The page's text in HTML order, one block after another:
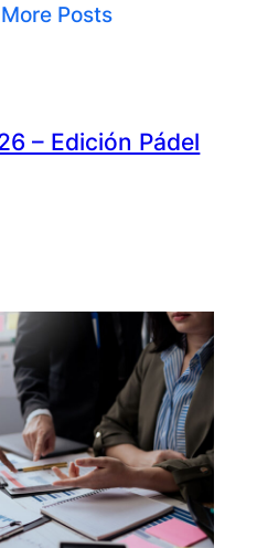
Posts
– Edición Pádel